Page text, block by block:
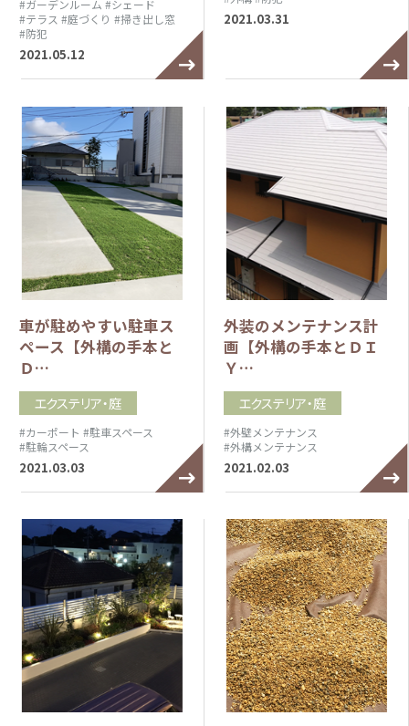
#ガーデンルーム #シェード
#テラス #庭づくり #掃き出し窓
#防犯
2021.05.12
2021.03.31
車が駐めやすい駐車ス
ペース【外構の手本と
Ｄ…
エクステリア・庭
#カーポート #駐車スペース
#駐輪スペース
2021.03.03
外装のメンテナンス計
画【外構の手本とＤＩ
Ｙ…
エクステリア・庭
#外壁メンテナンス
#外構メンテナンス
2021.02.03